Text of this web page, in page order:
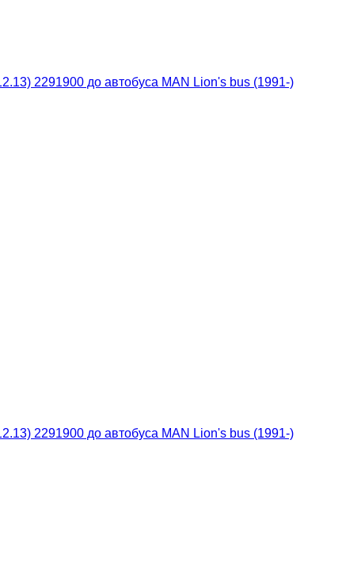
2291900 до автобуса MAN Lion's bus (1991-)
2291900 до автобуса MAN Lion's bus (1991-)